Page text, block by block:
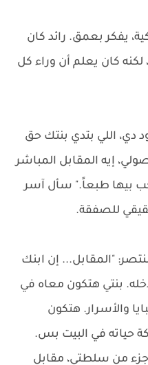
يفكر بعمق. رائد كان
كان يعلم أن وراء كل
دي، اللي بتدي بنتك حق
إيه المقابل المباشر
بيها طبعاً." سأل آسر
للصفقة.
"المقابل... إن ابنك
بنتي هتكون معاه في
والأسرار. هتكون
حياته في البيت بس.
جزء من سلطتي، مقابل